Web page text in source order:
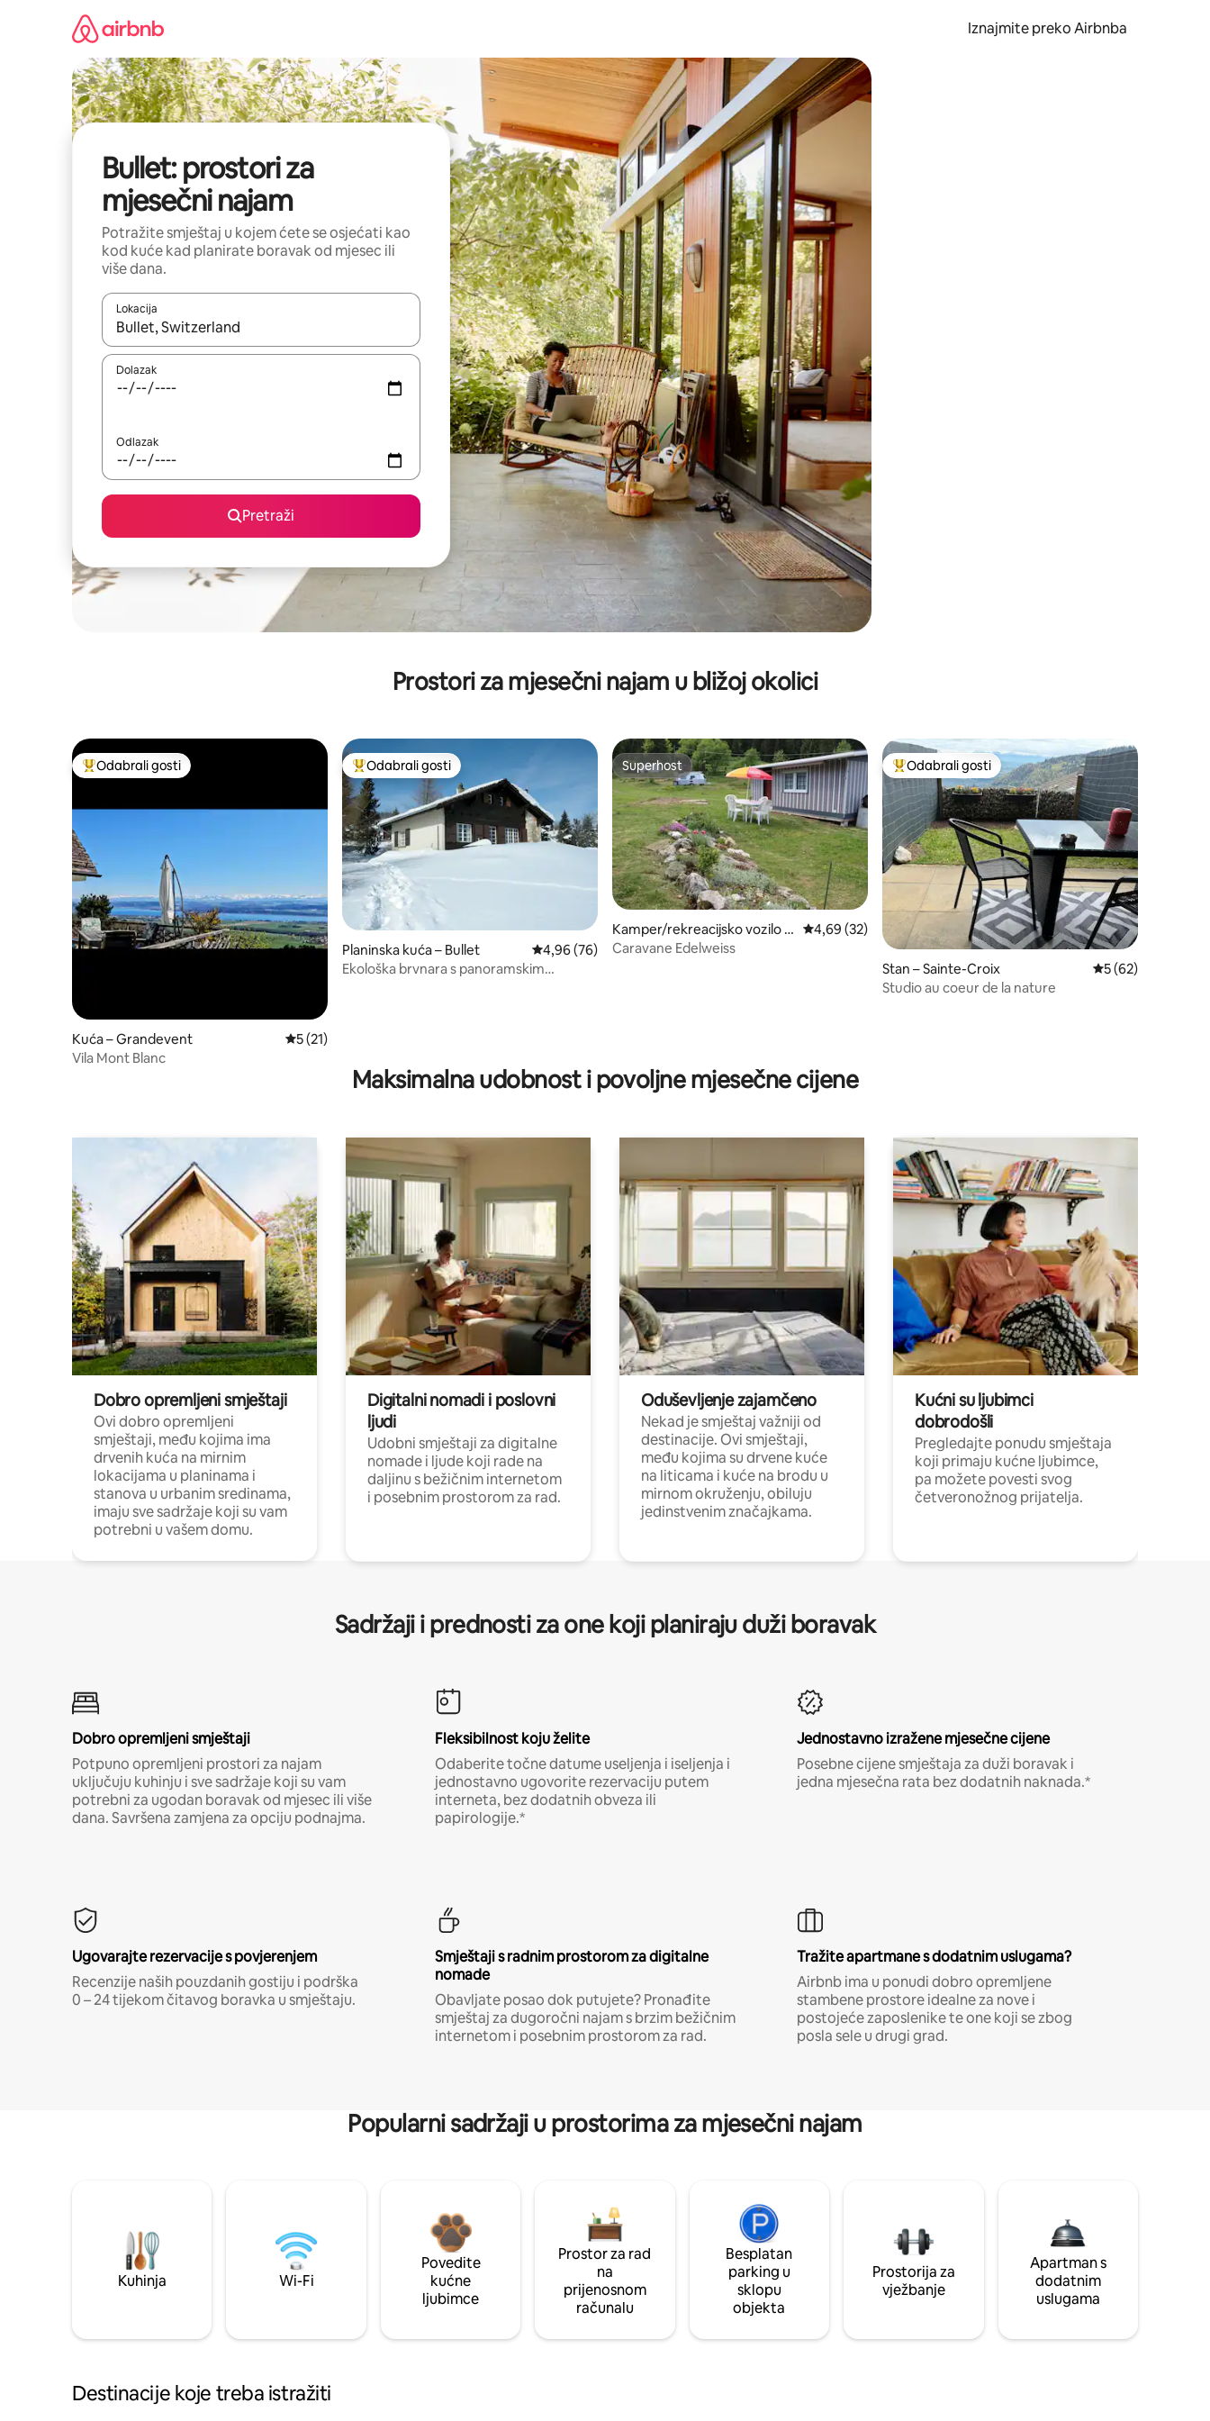
Iznajmite preko Airbnba
Bullet: prostori za
mjesečni najam
Potražite smještaj u kojem ćete se osjećati kao
kod kuće kad planirate boravak od mjesec ili
više dana.
Lokacija
Kada budu dostupni rezultati, moći ćete ih pregledati koristeći se strelicama prema gore i prema dolje, kao i dodirom ili prelaskom prstom po zaslonu.
Dolazak
Odlazak
Pretraži
Prostori za mjesečni najam u bližoj okolici
Među najviše rangiranima s oznakom „Odabrali gosti”
Odabrali gosti
Kuća – Grandevent Prosječna ocjena: 5/5, recenzija: 21
5 (21)
Vila Mont Blanc
Među najviše rangiranima s oznakom „Odabrali gosti”
Odabrali gosti
Planinska kuća – Bullet Prosječna ocjena: 4,96/5, recenzija: 76
4,96 (76)
Ekološka brvnara s panoramskim
Superhost
Superhost
Kamper/rekreacijsko vozilo –
Bullet
Prosječna ocjena: 4,69/5, recenzija: 32
4,69 (32)
Caravane Edelweiss
Među najviše rangiranima s oznakom „Odabrali gosti”
Odabrali gosti
Stan – Sainte-Croix Prosječna ocjena:
5 (62)
Studio au coeur de la nature
Maksimalna udobnost i povoljne mjesečne cijene
Dobro opremljeni smještaji
Ovi dobro opremljeni
smještaji, među kojima ima
drvenih kuća na mirnim
lokacijama u planinama i
stanova u urbanim sredinama,
imaju sve sadržaje koji su vam
potrebni u vašem domu.
Digitalni nomadi i poslovni
ljudi
Udobni smještaji za digitalne
nomade i ljude koji rade na
daljinu s bežičnim internetom
i posebnim prostorom za rad.
Oduševljenje zajamčeno
Nekad je smještaj važniji od
destinacije. Ovi smještaji,
među kojima su drvene kuće
na liticama i kuće na brodu u
mirnom okruženju, obiluju
jedinstvenim značajkama.
Kućni su ljubimci
dobrodošli
Pregledajte ponudu smještaja
koji primaju kućne ljubimce,
pa možete povesti svog
četveronožnog prijatelja.
Sadržaji i prednosti za one koji planiraju duži boravak
Dobro opremljeni smještaji
Potpuno opremljeni prostori za najam
uključuju kuhinju i sve sadržaje koji su vam
potrebni za ugodan boravak od mjesec ili više
dana. Savršena zamjena za opciju podnajma.
Fleksibilnost koju želite
Odaberite točne datume useljenja i iseljenja i
jednostavno ugovorite rezervaciju putem
interneta, bez dodatnih obveza ili
papirologije.*
Jednostavno izražene mjesečne cijene
Posebne cijene smještaja za duži boravak i
jedna mjesečna rata bez dodatnih naknada.*
Ugovarajte rezervacije s povjerenjem
Recenzije naših pouzdanih gostiju i podrška
0 – 24 tijekom čitavog boravka u smještaju.
Smještaji s radnim prostorom za digitalne
nomade
Obavljate posao dok putujete? Pronađite
smještaj za dugoročni najam s brzim bežičnim
internetom i posebnim prostorom za rad.
Tražite apartmane s dodatnim uslugama?
Airbnb ima u ponudi dobro opremljene
stambene prostore idealne za nove i
postojeće zaposlenike te one koji se zbog
posla sele u drugi grad.
Popularni sadržaji u prostorima za mjesečni najam
Kuhinja Wi-Fi
Povedite
kućne
ljubimce
Prostor za rad
na
prijenosnom
računalu
Besplatan
parking u
sklopu
objekta
Prostorija za
vježbanje
Apartman s
dodatnim
uslugama
Destinacije koje treba istražiti